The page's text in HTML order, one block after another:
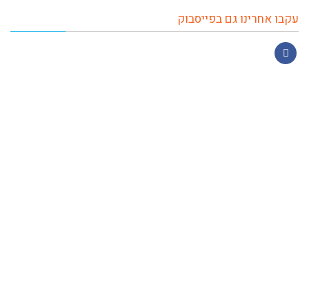
עקבו אחרינו גם בפייסבוק